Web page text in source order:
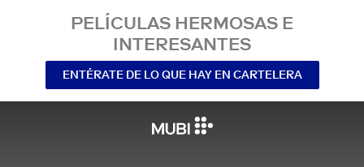
PELÍCULAS HERMOSAS E
INTERESANTES
ENTÉRATE DE LO QUE HAY EN CARTELERA